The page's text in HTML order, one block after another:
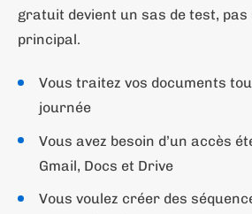
gratuit devient un sas de test, pas
principal.
Vous traitez vos documents
journée
Vous avez besoin d’un accès
Gmail, Docs et Drive
Vous voulez créer des